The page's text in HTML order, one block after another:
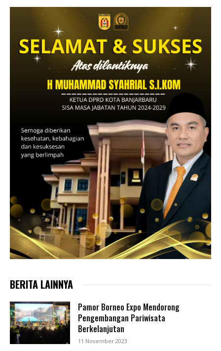
BERITA LAINNYA
Pamor Borneo Expo Mendorong
Pengembangan Pariwisata
Berkelanjutan
11 November 2023